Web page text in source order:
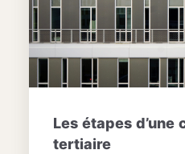
Les étapes
tertiaire